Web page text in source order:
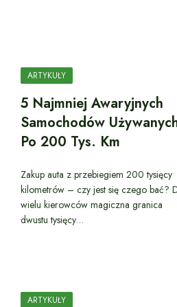
ARTYKUŁY
5 Najmniej Awaryjnych
Samochodów
Po 200 Tys. Km
Zakup auta z przebiegiem 200 tysięcy
kilometrów – czy jest się czego bać?
wielu kierowców magiczna granica
dwustu tysięcy…
ARTYKUŁY